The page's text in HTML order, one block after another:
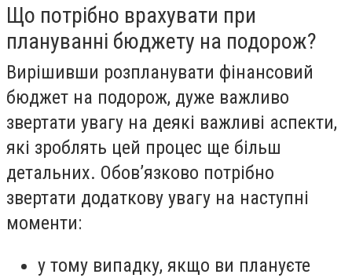
Що потрібно врахувати при
плануванні бюджету на подорож?
Вирішивши розпланувати фінансовий
бюджет на подорож, дуже важливо
звертати увагу на деякі важливі аспекти,
які зроблять цей процес ще більш
детальних. Обов’язково потрібно
звертати додаткову увагу на наступні
моменти:
у тому випадку, якщо ви плануєте